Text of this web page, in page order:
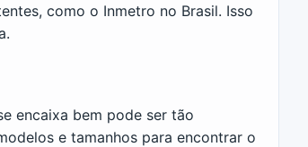
como o Inmetro no Brasil. Isso
encaixa bem pode ser tão
e tamanhos para encontrar o